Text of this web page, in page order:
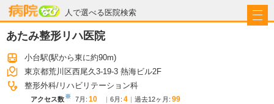
人で選べる医院検索
病院なび
あたみ整形リハ医院
小台駅(駅から東に約90m)
東京都荒川区西尾久3-19-3 熱海ビル2F
整形外科 リハビリテーション科
アクセス数※ 7月 : 10 6月 : 4 過去12ヶ月: 99